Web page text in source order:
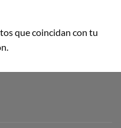
que coincidan con tu